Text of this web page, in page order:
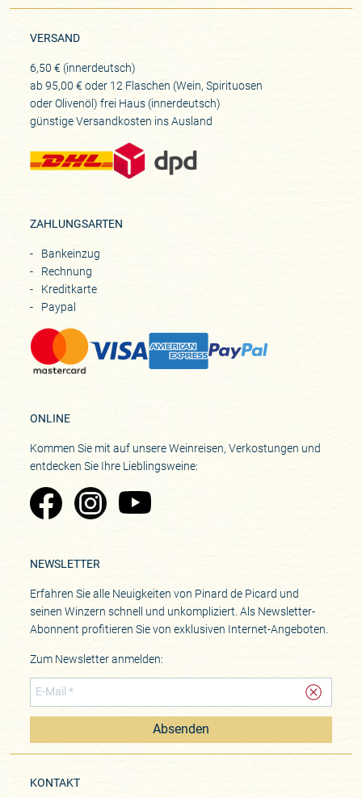
VERSAND
6,50 € (innerdeutsch)
ab 95,00 € oder 12 Flaschen (Wein, Spirituosen
oder Olivenöl) frei Haus (innerdeutsch)
günstige Versandkosten ins Ausland
ZAHLUNGSARTEN
Bankeinzug
Rechnung
Kreditkarte
Paypal
ONLINE
Kommen Sie mit auf unsere Weinreisen, Verkostungen und
entdecken Sie Ihre Lieblingsweine:
Zu Pinard's Facebook-Seite
Zu Pinard's Instagram-Seite
Zu Pinard's YouTube-Seite
NEWSLETTER
Erfahren Sie alle Neuigkeiten von Pinard de Picard und
seinen Winzern schnell und unkompliziert. Als Newsletter-
Abonnent profitieren Sie von exklusiven Internet-Angeboten.
Zum Newsletter anmelden:
Absenden
KONTAKT